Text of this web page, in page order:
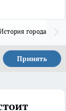
города Н
Принять